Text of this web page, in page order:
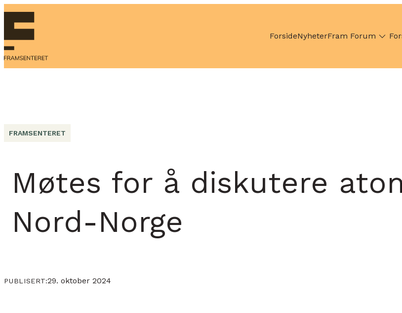
ForsideNyheterFram Forum
FRAMSENTERET
Møtes for å diskutere
Nord-Norge
PUBLISERT:29. oktober 2024